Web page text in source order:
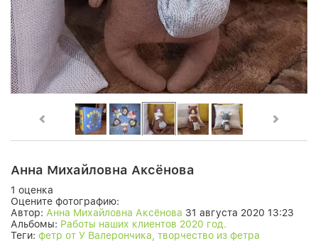
Анна Михайловна Аксёнова
1 оценка
Оцените фотографию:
Автор: Анна Михайловна Аксёнова 31 августа 2020 13:23
Альбомы: Работы наших клиентов 2020 год.
Теги: фетр от У Валерончика, творчество из фетра